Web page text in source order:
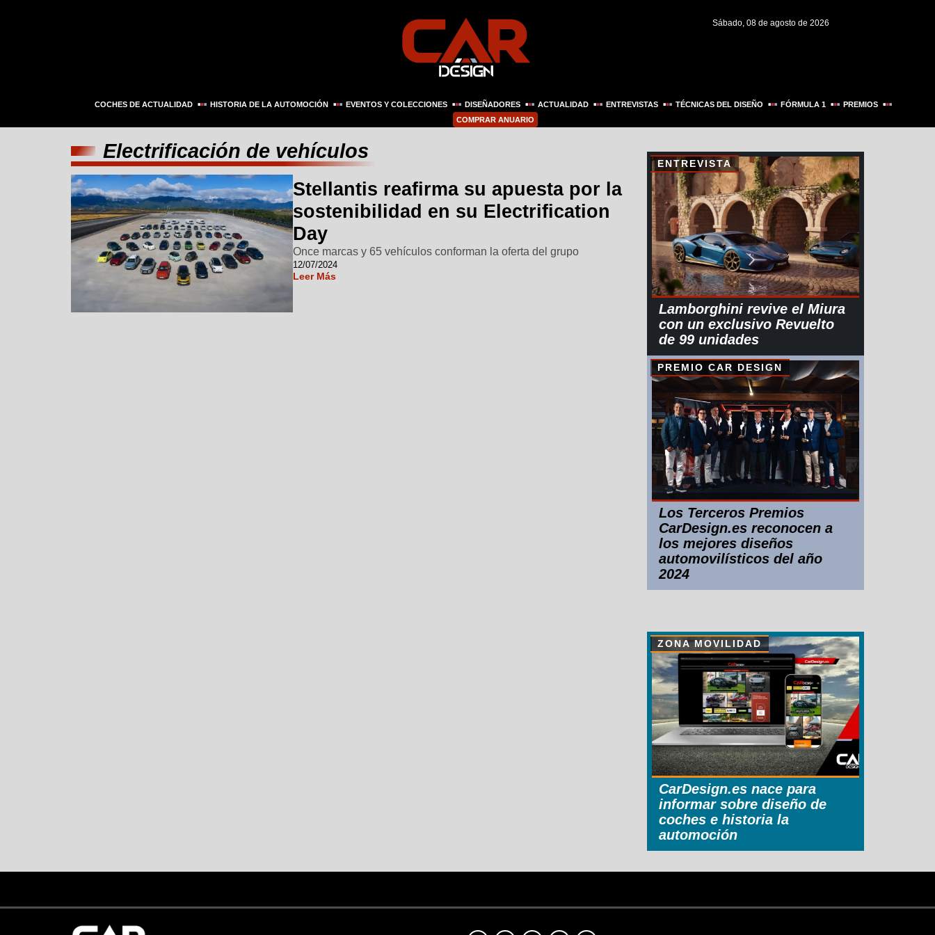
Sábado, 08 de agosto de 2026
COCHES DE ACTUALIDAD HISTORIA DE LA AUTOMOCIÓN EVENTOS Y COLECCIONES DISEÑADORES ACTUALIDAD ENTREVISTAS TÉCNICAS DEL DISEÑO FÓRMULA 1
PREMIOS
COMPRAR ANUARIO
Electrificación de vehículos
Stellantis reafirma su apuesta por la
sostenibilidad en su Electrification
Day
Once marcas y 65 vehículos conforman la oferta del grupo
12/07/2024
Leer Más
ENTREVISTA
Lamborghini revive el Miura
con un exclusivo Revuelto
de 99 unidades
PREMIO CAR DESIGN
Los Terceros Premios
CarDesign.es reconocen a
los mejores diseños
automovilísticos del año
2024
ZONA MOVILIDAD
CarDesign.es nace para
informar sobre diseño de
coches e historia la
automoción